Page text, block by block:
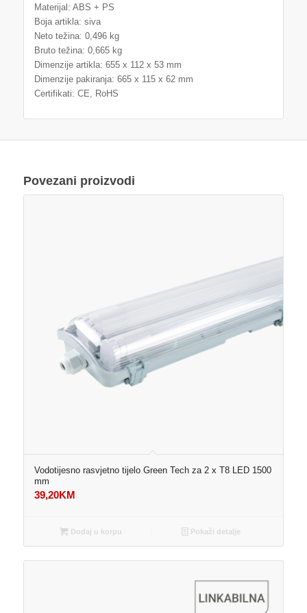
Materijal: ABS + PS
Boja artikla: siva
Neto težina: 0,496 kg
Bruto težina: 0,665 kg
Dimenzije artikla: 655 x 112 x 53 mm
Dimenzije pakiranja: 665 x 115 x 62 mm
Certifikati: CE, RoHS
Povezani proizvodi
Vodotijesno rasvjetno tijelo Green Tech za 2 x T8 LED 1500
mm
39,20KM
Dodaj u korpu Pokaži detalje